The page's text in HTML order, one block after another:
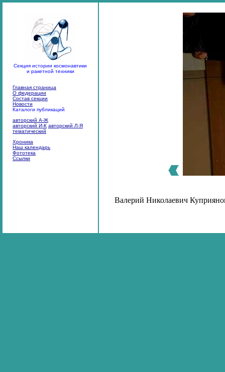
Секция истории космонавтики
и ракетной техники
Главная страница
О федерации
Состав секции
Новости
Каталоги публикаций
авторский А-Ж
авторский И-К авторский Л-Я
тематический
Хроника
Наш календарь
Фототека
Ссылки
Валерий Николаевич